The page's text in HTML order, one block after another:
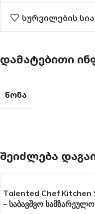
სურვილების
ᲓᲐᲛᲐᲢᲔᲑᲘᲗᲘ
ᲬᲝᲜᲐ
ᲨᲔᲘᲫᲚᲔᲑᲐ
Talented Chef Kitchen
– საბავშვო